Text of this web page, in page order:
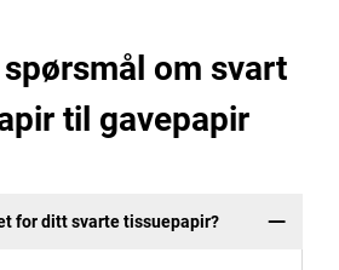
om svart
til gavepapir
for ditt svarte tissuepapir?